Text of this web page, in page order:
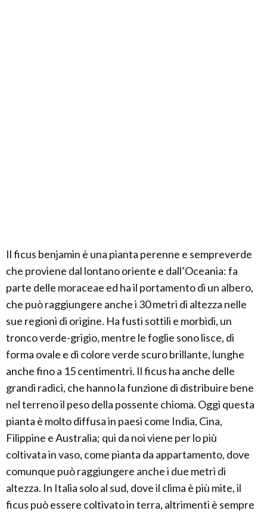
Il ficus benjamin è una pianta perenne e sempreverde
che proviene dal lontano oriente e dall’Oceania: fa
parte delle moraceae ed ha il portamento di un albero,
che può raggiungere anche i 30 metri di altezza nelle
sue regioni di origine. Ha fusti sottili e morbidi, un
tronco verde-grigio, mentre le foglie sono lisce, di
forma ovale e di colore verde scuro brillante, lunghe
anche fino a 15 centimentri. Il ficus ha anche delle
grandi radici, che hanno la funzione di distribuire bene
nel terreno il peso della possente chioma. Oggi questa
pianta è molto diffusa in paesi come India, Cina,
Filippine e Australia; qui da noi viene per lo più
coltivata in vaso, come pianta da appartamento, dove
comunque può raggiungere anche i due metri di
altezza. In Italia solo al sud, dove il clima è più mite, il
ficus può essere coltivato in terra, altrimenti è sempre